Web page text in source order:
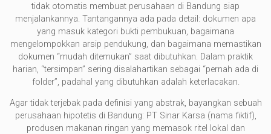
tidak otomatis membuat perusahaan di Bandung siap
menjalankannya. Tantangannya ada pada detail: dokumen apa
yang masuk kategori bukti pembukuan, bagaimana
mengelompokkan arsip pendukung, dan bagaimana memastikan
dokumen “mudah ditemukan” saat dibutuhkan. Dalam praktik
harian, “tersimpan” sering disalahartikan sebagai “pernah ada di
folder”, padahal yang dibutuhkan adalah keterlacakan.
Agar tidak terjebak pada definisi yang abstrak, bayangkan sebuah
perusahaan hipotetis di Bandung: PT Sinar Karsa (nama fiktif),
produsen makanan ringan yang memasok ritel lokal dan